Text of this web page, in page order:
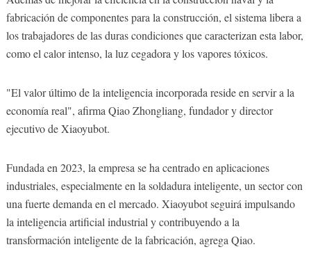
fabricación de componentes para la construcción, el sistema libera a
los trabajadores de las duras condiciones que caracterizan esta labor,
como el calor intenso, la luz cegadora y los vapores tóxicos.
"El valor último de la inteligencia incorporada reside en servir a la
economía real", afirma Qiao Zhongliang, fundador y director
ejecutivo de Xiaoyubot.
Fundada en 2023, la empresa se ha centrado en aplicaciones
industriales, especialmente en la soldadura inteligente, un sector con
una fuerte demanda en el mercado. Xiaoyubot seguirá impulsando
la inteligencia artificial industrial y contribuyendo a la
transformación inteligente de la fabricación, agrega Qiao.